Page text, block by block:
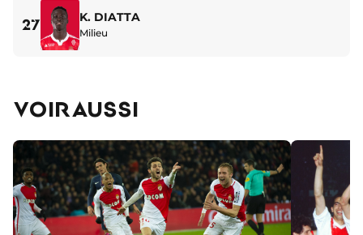
27 K. DIATTA
Milieu
VOIR AUSSI